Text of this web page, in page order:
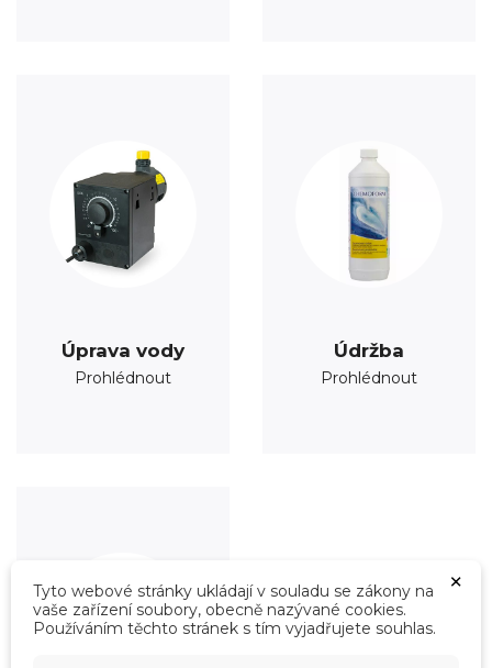
Úprava vody
Prohlédnout
Údržba
Prohlédnout
×
Tyto webové stránky ukládají v souladu se zákony na
vaše zařízení soubory, obecně nazývané cookies.
Používáním těchto stránek s tím vyjadřujete souhlas.